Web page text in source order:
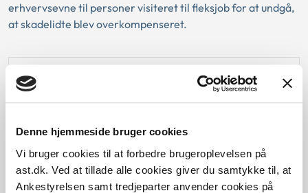
Denne hjemmeside bruger cookies
Vi bruger cookies til at forbedre brugeroplevelsen på
ast.dk. Ved at tillade alle cookies giver du samtykke til, at
Ankestyrelsen samt tredjeparter anvender cookies på
erhvervsevne til personer visiteret til fleksjob for at undgå,
at skadelidte blev overkompenseret.
Baggrund for at behandle sagen principielt
Den konkrete afgørelse